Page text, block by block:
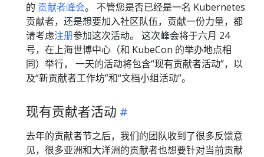
的 贡献者峰会。 不管您是否已经是一名 Kubernetes
贡献者，还是想要加入社区队伍，贡献一份力量，都
请考虑注册参加这次活动。 这次峰会将于六月 24
号，在上海世博中心（和 KubeCon 的举办地点相
同）举行， 一天的活动将包含“现有贡献者活动”，以
及“新贡献者工作坊”和“文档小组活动”。
现有贡献者活动
去年的贡献者节之后，我们的团队收到了很多反馈意
见，很多亚洲和大洋洲的贡献者也想要针对当前贡献